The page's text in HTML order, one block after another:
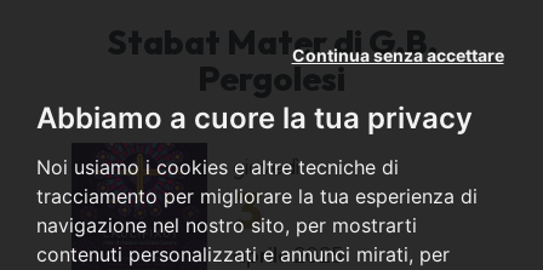
Abbiamo a cuore la tua privacy
Noi usiamo i cookies e altre tecniche di
tracciamento per migliorare la tua esperienza di
navigazione nel nostro sito, per mostrarti
contenuti personalizzati e annunci mirati, per
Continua senza accettare
Stabat Mater di G.B.
Pergolesi
giovedì
3
aprile2025